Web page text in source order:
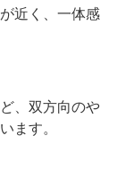
近く、一体感
、双方向のや
ます。